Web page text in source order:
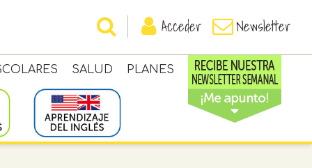
Acceder Newsletter
SALUD PLANES